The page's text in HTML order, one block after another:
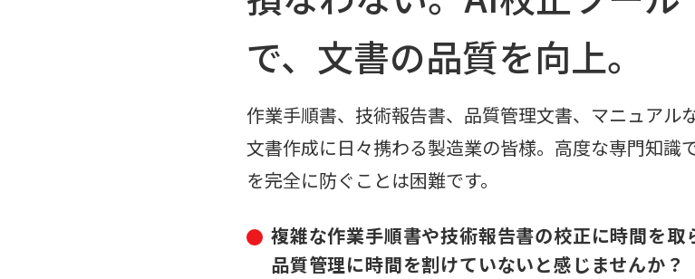
で、文書の品質を向上。
作業手順書、技術報告書、品質管理文書、マニュアル
文書作成に日々携わる製造業の皆様。高度な専門知識
を完全に防ぐことは困難です。
複雑な作業手順書や技術報告書の校正に時間を
品質管理に時間を割けていないと感じませんか？